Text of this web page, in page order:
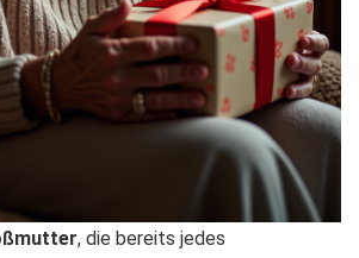
, die bereits jedes